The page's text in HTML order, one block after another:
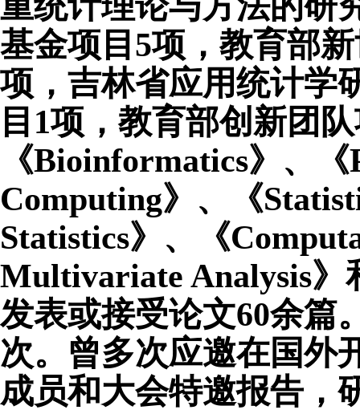
基金项目 5项，教育部
项，吉林省应用统计学
目1项，教育部创新团
《Bioinformatics》、
Computing》、《
Statistics》、《
Multivariate Analysis》
发表或接受论文60余篇
次。曾多次应邀在国外
成员和大会特邀报告，